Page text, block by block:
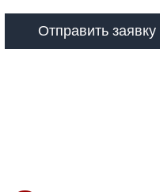
Отправить